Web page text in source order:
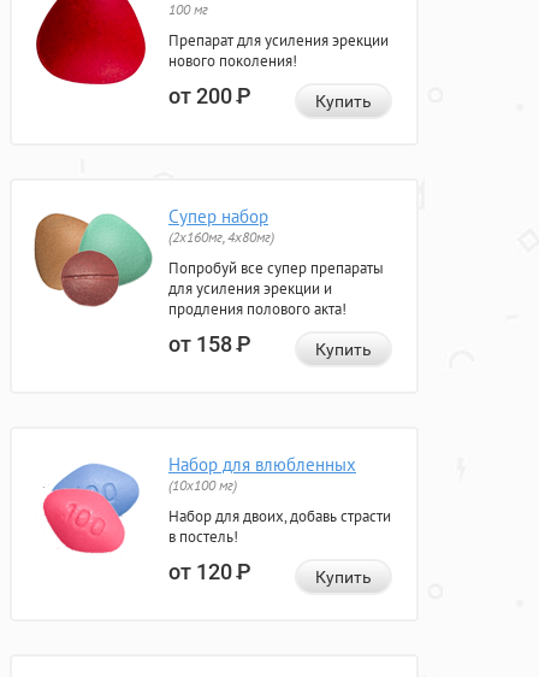
100 мг
Препарат для усиления эрекции
нового поколения!
от 200Р Купить
Супер набор
(2х160мг, 4х80мг)
Попробуй все супер препараты
для усиления эрекции и
продления полового акта!
от 158Р Купить
Набор для влюбленных
(10х100 мг)
Набор для двоих, добавь страсти
в постель!
от 120Р Купить